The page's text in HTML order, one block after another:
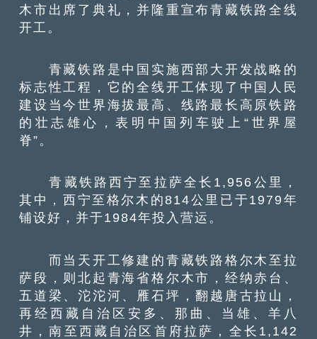
木市出席了典礼，并隆重宣布青藏铁路全线
开工。
青藏铁路是中国实施西部大开发战略的
标志性工程，它的全线开工体现了中国人民
建设当今世界海拔最高、线路最长高原铁路
的壮志雄心，表明中国列车驶上“世界屋
脊”。
青藏铁路西宁至拉萨全长1,956公里，
其中，西宁至格尔木的814公里已于1979年
铺设好，并于1984年投入营运。
而当天开工修建的青藏铁路格尔木至拉
萨段，则北起青海省格尔木市，经纳赤台、
五道梁、沱沱河、雁石坪，翻越唐古拉山，
再经西藏自治区安多、那曲、当雄、羊八
井，南至西藏自治区首府拉萨，全长1,142